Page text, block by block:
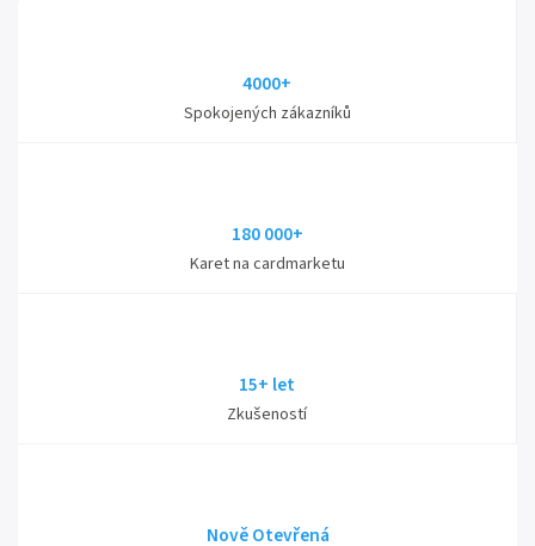
4000+
Spokojených zákazníků
180 000+
Karet na cardmarketu
15+ let
Zkušeností
Nově Otevřená